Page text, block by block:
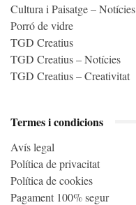
Cultura i Paisatge – Notícies
Porró de vidre
TGD Creatius
TGD Creatius – Notícies
TGD Creatius – Creativitat
Termes i condicions
Avís legal
Política de privacitat
Política de cookies
Pagament 100% segur